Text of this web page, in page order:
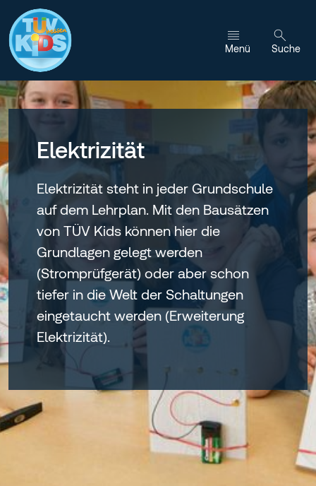
Zum Inhalt wechseln
Menü Suche
Elektrizität
Elektrizität steht in jeder Grundschule
auf dem Lehrplan. Mit den Bausätzen
von TÜV Kids können hier die
Grundlagen gelegt werden
(Stromprüfgerät) oder aber schon
tiefer in die Welt der Schaltungen
eingetaucht werden (Erweiterung
Elektrizität).